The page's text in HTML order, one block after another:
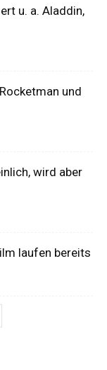
u. a. Aladdin,
und
wird aber
laufen bereits